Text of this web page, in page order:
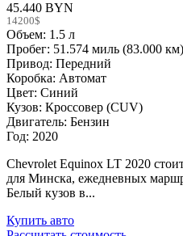
45.440 BYN
14200$
Объем: 1.5 л
Пробег: 51.574 миль (83.000 км)
Привод: Передний
Коробка: Автомат
Цвет: Синий
Кузов: Кроссовер (CUV)
Двигатель: Бензин
Год: 2020
Chevrolet Equinox LT 2020
для Минска, ежедневных
Белый кузов в...
Купить авто